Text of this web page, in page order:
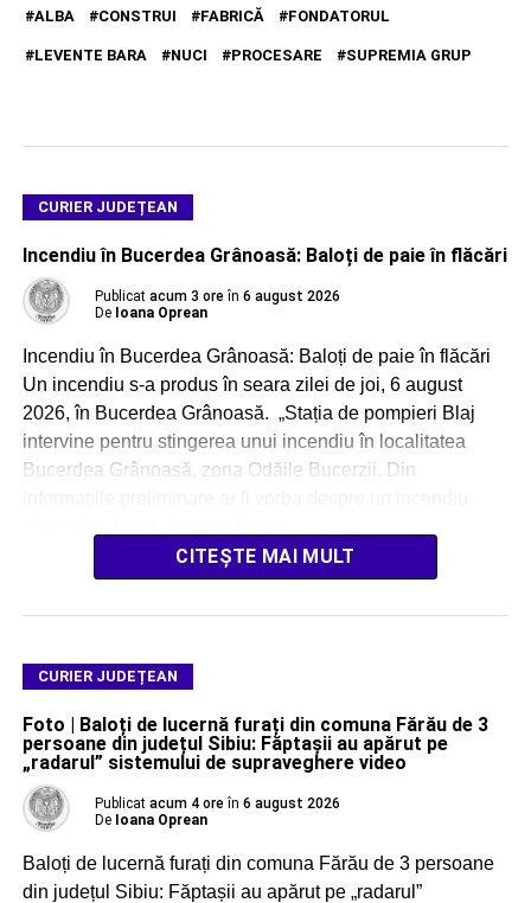
ALBA CONSTRUI FABRICĂ FONDATORUL
LEVENTE BARA NUCI PROCESARE SUPREMIA GRUP
CURIER JUDEȚEAN
Incendiu în Bucerdea Grânoasă: Baloți de paie în flăcări
Publicat acum 3 ore în 6 august 2026
De Ioana Oprean
Incendiu în Bucerdea Grânoasă: Baloți de paie în flăcări
Un incendiu s-a produs în seara zilei de joi, 6 august
2026, în Bucerdea Grânoasă. „Stația de pompieri Blaj
intervine pentru stingerea unui incendiu în localitatea
Bucerdea Grânoasă, zona Odăile Bucerzii. Din
CITEȘTE MAI MULT
CURIER JUDEȚEAN
Foto | Baloți de lucernă furați din comuna Fărău de 3
persoane din județul Sibiu: Făptașii au apărut pe
„radarul” sistemului de supraveghere video
Publicat acum 4 ore în 6 august 2026
De Ioana Oprean
Baloți de lucernă furați din comuna Fărău de 3 persoane
din județul Sibiu: Făptașii au apărut pe „radarul”